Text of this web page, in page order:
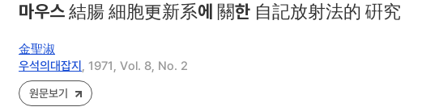
마우스 結腸 細胞更新系에 關한 自記放射法的 硏究
金聖淑
우석의대잡지, 1971, Vol. 8, No. 2
원문보기